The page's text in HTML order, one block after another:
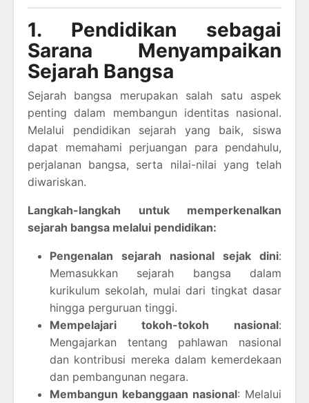
1. Pendidikan sebagai
Sarana Menyampaikan
Sejarah Bangsa
Sejarah bangsa merupakan salah satu aspek
penting dalam membangun identitas nasional.
Melalui pendidikan sejarah yang baik, siswa
dapat memahami perjuangan para pendahulu,
perjalanan bangsa, serta nilai-nilai yang telah
diwariskan.
Langkah-langkah untuk memperkenalkan
sejarah bangsa melalui pendidikan:
Pengenalan sejarah nasional sejak dini:
Memasukkan sejarah bangsa dalam
kurikulum sekolah, mulai dari tingkat dasar
hingga perguruan tinggi.
Mempelajari tokoh-tokoh nasional:
Mengajarkan tentang pahlawan nasional
dan kontribusi mereka dalam kemerdekaan
dan pembangunan negara.
Membangun kebanggaan nasional: Melalui